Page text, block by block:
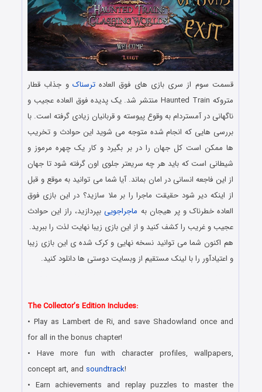
قسمت سوم از سری بازی های فوق العادهترسناک و جذاب قطار
متروکه Haunted Train منتشر شد. یک پدیده فوق العاده عجیب و
ناگهانی در آمستردام به وقوع پیوسته و قربانیان زیادی گرفته است. با
بررسی هایی که انجام شده متوجه می شوید این حوادث و تخریب
ها ممکن است کل جهان را در بر بگیرد و کار یک چهره مرموز و
شیطانی است که باید هر چه سریعتر جلوی اون گرفته شود تا جهان
از این فاجعه انسانی در امان بماند. آیا شما می توانید به موقع و قبل
از اینکه دیر شود حقیقت ماجرا را بر ملا سازید؟ در این بازی فوق
العاده خطرناک و پر هیجان به ماجراجوییبپردازید، راز این حوادث
عجیب و غریب را کشف کنید و از این بازی زیبا نهایت لذت را ببرید.
هم اکنون شما می توانید نسخه نهایی و کرک شده ی این بازی زیبا
و اعتیادآور را با لینک مستقیم از وبسایت دوستی ها دانلود کنید.
The Collector’s Edition Includes:
• Play as Lambert de Ri, and save Shadowland once and
for all in the bonus chapter!
• Have more fun with character profiles, wallpapers,
concept art, and soundtrack!
• Earn achievements and replay puzzles to master the